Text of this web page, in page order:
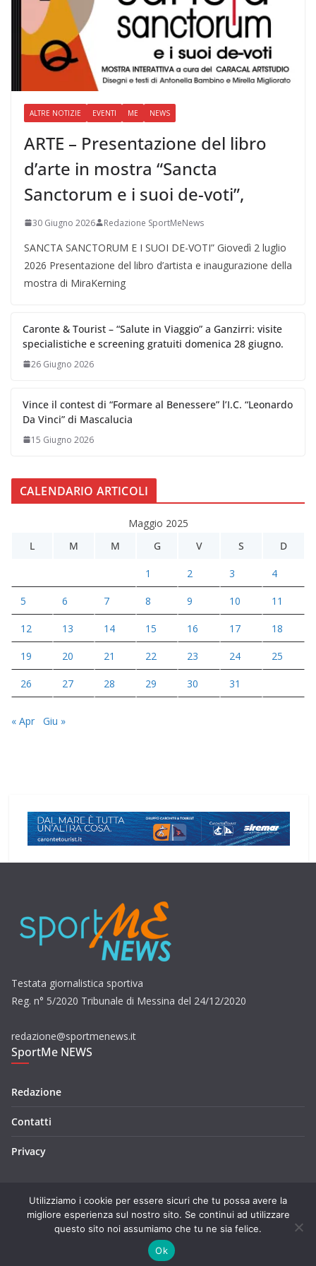
ALTRE NOTIZIE EVENTI ME NEWS
ARTE – Presentazione del libro
d’arte in mostra “Sancta
Sanctorum e i suoi de-voti”,
30 Giugno 2026 Redazione SportMeNews
SANCTA SANCTORUM E I SUOI DE-VOTI” Giovedì 2 luglio
2026 Presentazione del libro d’artista e inaugurazione della
mostra di MiraKerning
Caronte & Tourist – “Salute in Viaggio” a Ganzirri: visite
specialistiche e screening gratuiti domenica 28 giugno.
26 Giugno 2026
Vince il contest di “Formare al Benessere” l’I.C. “Leonardo
Da Vinci” di Mascalucia
15 Giugno 2026
CALENDARIO ARTICOLI
Maggio 2025
L
M M G V S D
1 2 3 4
5 6 7 8 9 10 11
12 13 14 15 16 17 18
19 20 21 22 23 24 25
26 27 28 29 30 31
« Apr Giu »
Testata giornalistica sportiva
Reg. n° 5/2020 Tribunale di Messina del 24/12/2020
redazione@sportmenews.it
SportMe NEWS
Redazione
Contatti
Privacy
Copyright © 2026SportMe NEWS. Tutti i diritti riservati.
di ThemeGrill. Powered by
Utilizziamo i cookie per essere sicuri che tu possa avere la
migliore esperienza sul nostro sito. Se continui ad utilizzare
questo sito noi assumiamo che tu ne sia felice.
Ok